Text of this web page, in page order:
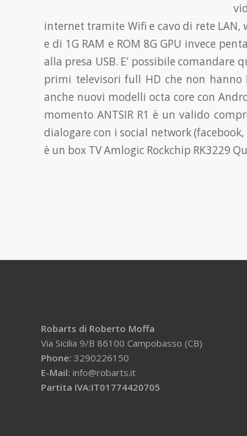
internet tramite Wifi e cavo di rete
e di 1G RAM e ROM 8G GPU invece
alla presa USB. E’ possibile
primi televisori full HD che non hanno
anche nuovi modelli octa core con
momento ANTSIR R1 è un valido
dialogare con i social network
è un box TV Amlogic Rockchip RK3229
Robarts di Roberto Moffa
Via Sicilia 9/B 86100 Campobasso (CB)
Phone: 3290226150
E-Mail: info@robarts.it
Partita IVA:IT01774420705